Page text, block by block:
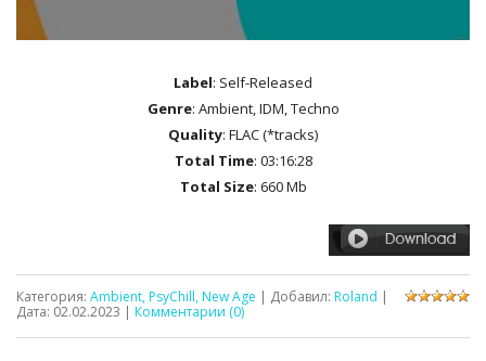
Label: Self-Released
Genre: Ambient, IDM, Techno
Quality: FLAC (*tracks)
Total Time: 03:16:28
Total Size: 660 Mb
Категория: Ambient, PsyChill, New Age | Добавил: Roland |
Дата: 02.02.2023 | Комментарии (0)